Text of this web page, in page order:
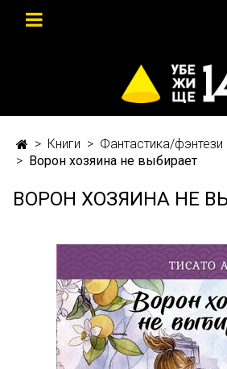
Книги
Фантастика/фэнтези
Ворон хозяина не выбирает
ВОРОН ХОЗЯИНА НЕ